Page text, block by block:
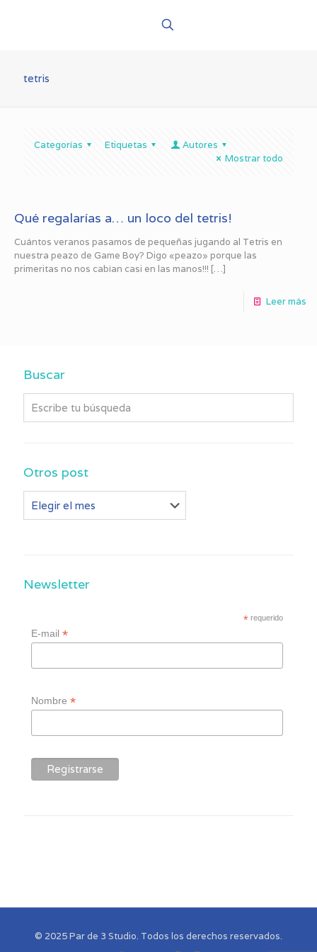
tetris
Categorías Etiquetas
Autores
Mostrar todo
Qué regalarías a… un loco del tetris!
Cuántos veranos pasamos de pequeñas jugando al Tetris en
nuestra peazo de Game Boy? Digo «peazo» porque las
primeritas no nos cabían casi en las manos!!! […]
Leer más
Buscar
Otros post
post
Newsletter
* requerido
E-mail*
Nombre*
© 2025 Par de 3 Studio. Todos los derechos reservados.